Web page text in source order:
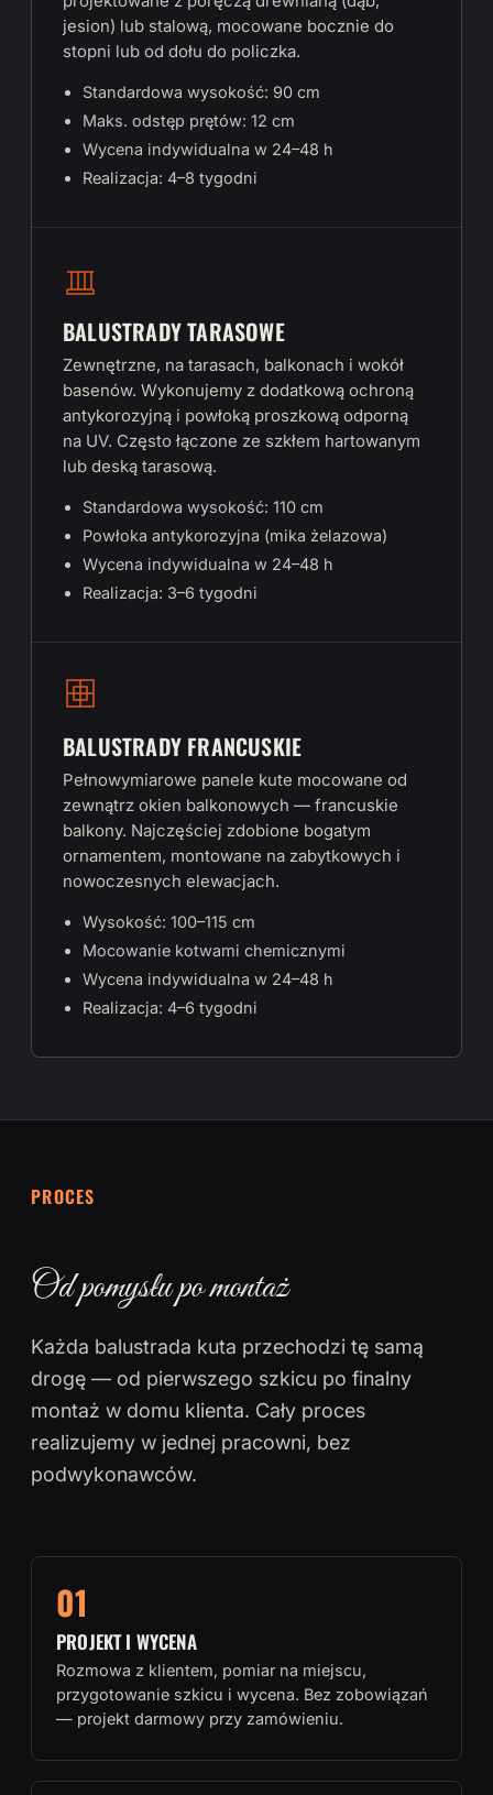
jesion) lub stalową, mocowane bocznie do
stopni lub od dołu do policzka.
Standardowa wysokość: 90 cm
Maks. odstęp prętów: 12 cm
Wycena indywidualna w 24–48 h
Realizacja: 4–8 tygodni
BALUSTRADY TARASOWE
Zewnętrzne, na tarasach, balkonach i wokół
basenów. Wykonujemy z dodatkową ochroną
antykorozyjną i powłoką proszkową odporną
na UV. Często łączone ze szkłem hartowanym
lub deską tarasową.
Standardowa wysokość: 110 cm
Powłoka antykorozyjna (mika żelazowa)
Wycena indywidualna w 24–48 h
Realizacja: 3–6 tygodni
BALUSTRADY FRANCUSKIE
Pełnowymiarowe panele kute mocowane od
zewnątrz okien balkonowych — francuskie
balkony. Najczęściej zdobione bogatym
ornamentem, montowane na zabytkowych i
nowoczesnych elewacjach.
Wysokość: 100–115 cm
Mocowanie kotwami chemicznymi
Wycena indywidualna w 24–48 h
Realizacja: 4–6 tygodni
PROCES
Od pomysłu po montaż
Każda balustrada kuta przechodzi tę samą
drogę — od pierwszego szkicu po finalny
montaż w domu klienta. Cały proces
realizujemy w jednej pracowni, bez
podwykonawców.
01
PROJEKT I WYCENA
Rozmowa z klientem, pomiar na miejscu,
przygotowanie szkicu i wycena. Bez zobowiązań
— projekt darmowy przy zamówieniu.